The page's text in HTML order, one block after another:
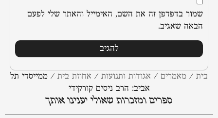
שמור בדפדפן זה את השם, האימייל והאתר שלי לפעם
הבאה שאגיב.
בית / מאמרים / אגודות ותנועות / אחוזת בית / ממייסדי תל
אביב: הרב ניסים קורקידי
ספרים ומזכרות שאולי יענינו אותך